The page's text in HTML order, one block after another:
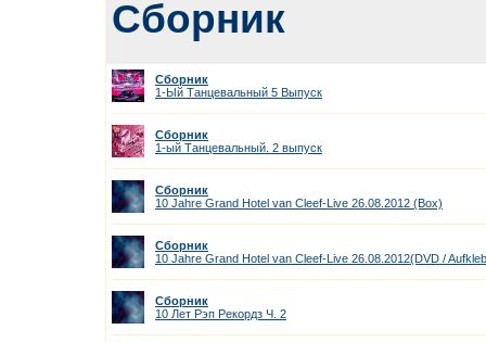
Сборник
Сборник
1-Ый Танцевальный 5 Выпуск
Сборник
1-ый Танцевальный. 2 выпуск
Сборник
10 Jahre Grand Hotel van Cleef-Live 26.08.2012 (Box)
Сборник
10 Jahre Grand Hotel van Cleef-Live 26.08.2012(DVD /
Сборник
10 Лет Рэп Рекордз Ч. 2